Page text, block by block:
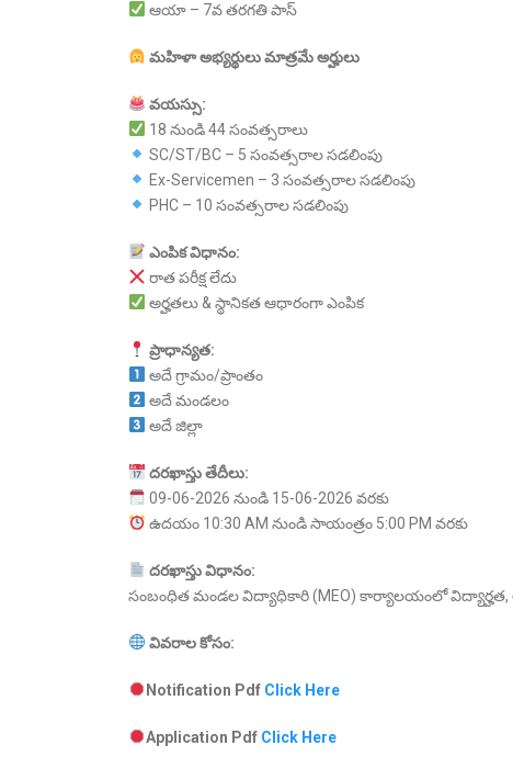
ఆయా – 7వ తరగతి పాస్
మహిళాఅభ్యర్థులుమాత్రమేఅర్హులు
వయస్సు:
18 నుండి 44 సంవత్సరాలు
SC/ST/BC – 5 సంవత్సరాల సడలింపు
Ex-Servicemen – 3 సంవత్సరాల సడలింపు
PHC – 10 సంవత్సరాల సడలింపు
ఎంపికవిధానం:
రాత పరీక్ష లేదు
అర్హతలు & స్థానికత ఆధారంగా ఎంపిక
ప్రాధాన్యత:
అదే గ్రామం/ప్రాంతం
అదే మండలం
అదే జిల్లా
దరఖాస్తుతేదీలు:
09-06-2026 నుండి 15-06-2026 వరకు
ఉదయం 10:30 AM నుండి సాయంత్రం 5:00 PM వరకు
దరఖాస్తువిధానం:
సంబంధిత మండల విద్యాధికారి (MEO) కార్యాలయంలో
వివరాలకోసం:
Notification Pdf Click Here
Application Pdf Click Here